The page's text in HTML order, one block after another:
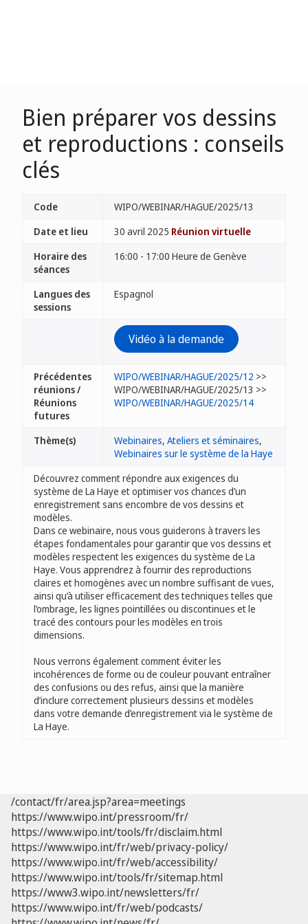
Bien préparer vos dessins
et reproductions : conseils
clés
Code
WIPO/WEBINAR/HAGUE/2025/13
Date et lieu
30 avril 2025 Réunion virtuelle
Horaire des
séances
16:00 - 17:00 Heure de Genève
Langues des
sessions
Espagnol
Vidéo à la demande
Précédentes
réunions /
Réunions
futures
WIPO/WEBINAR/HAGUE/2025/12 >>
WIPO/WEBINAR/HAGUE/2025/13 >>
WIPO/WEBINAR/HAGUE/2025/14
Thème(s) Webinaires, Ateliers et séminaires,
Webinaires sur le système de la Haye
Découvrez comment répondre aux exigences du
système de La Haye et optimiser vos chances d’un
enregistrement sans encombre de vos dessins et
modèles.
Dans ce webinaire, nous vous guiderons à travers les
étapes fondamentales pour garantir que vos dessins et
modèles respectent les exigences du système de La
Haye. Vous apprendrez à fournir des reproductions
claires et homogènes avec un nombre suffisant de vues,
ainsi qu’à utiliser efficacement des techniques telles que
l’ombrage, les lignes pointillées ou discontinues et le
tracé des contours pour les modèles en trois
dimensions.
Nous verrons également comment éviter les
incohérences de forme ou de couleur pouvant entraîner
des confusions ou des refus, ainsi que la manière
d’inclure correctement plusieurs dessins et modèles
dans votre demande d’enregistrement via le système de
La Haye.
/contact/fr/area.jsp?area=meetings
https://www.wipo.int/pressroom/fr/
https://www.wipo.int/tools/fr/disclaim.html
https://www.wipo.int/fr/web/privacy-policy/
https://www.wipo.int/fr/web/accessibility/
https://www.wipo.int/tools/fr/sitemap.html
https://www3.wipo.int/newsletters/fr/
https://www.wipo.int/fr/web/podcasts/